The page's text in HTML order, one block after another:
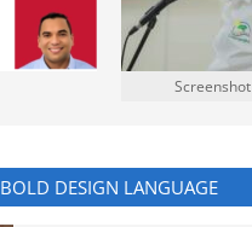
Screenshot
BOLD DESIGN LANGUAGE